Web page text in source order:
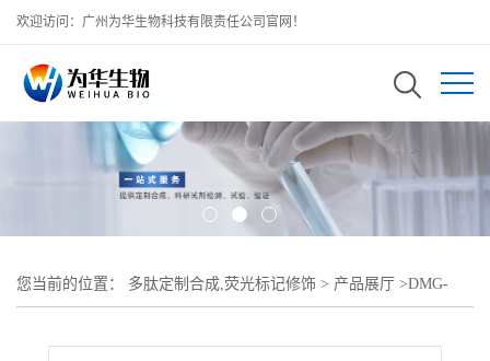
欢迎访问：广州为华生物科技有限责任公司官网！
您当前的位置： 多肽定制合成,荧光标记修饰 > 产品展厅 >DMG-